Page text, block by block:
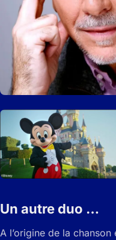
Un autre duo …
A l’origine de la